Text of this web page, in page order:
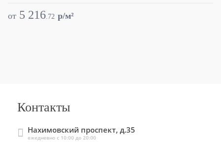
от 5 216.72 p/м²
Контакты
Нахимовский проспект, д.35
ежедневно с 10:00 до 20:00